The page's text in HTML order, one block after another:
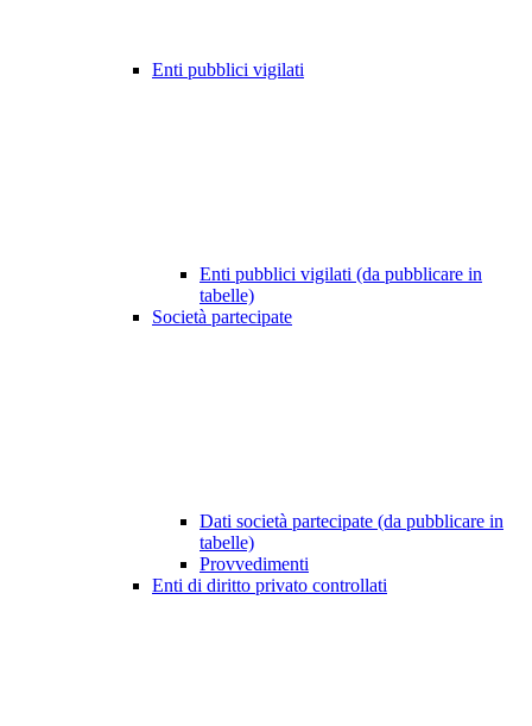
Enti pubblici vigilati
Enti pubblici vigilati (da pubblicare in
tabelle)
Società partecipate
Dati società partecipate (da pubblicare in
tabelle)
Provvedimenti
Enti di diritto privato controllati